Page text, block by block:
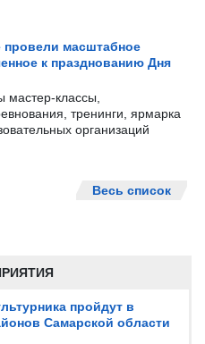
пройдут в
Самарской области
провели масштабное
к празднованию Дня
мастер-классы,
тренинги, ярмарка
организаций
Весь список